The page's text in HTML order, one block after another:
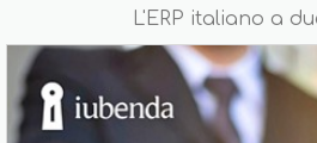
L'ERP italiano a